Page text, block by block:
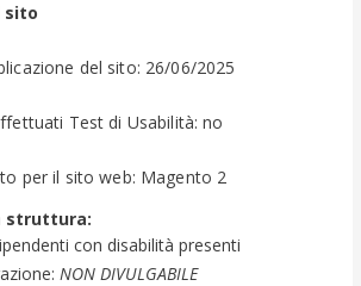
sito
del sito: 26/06/2025
Test di Usabilità: no
per il sito web: Magento 2
struttura:
con disabilità presenti
NON DIVULGABILE